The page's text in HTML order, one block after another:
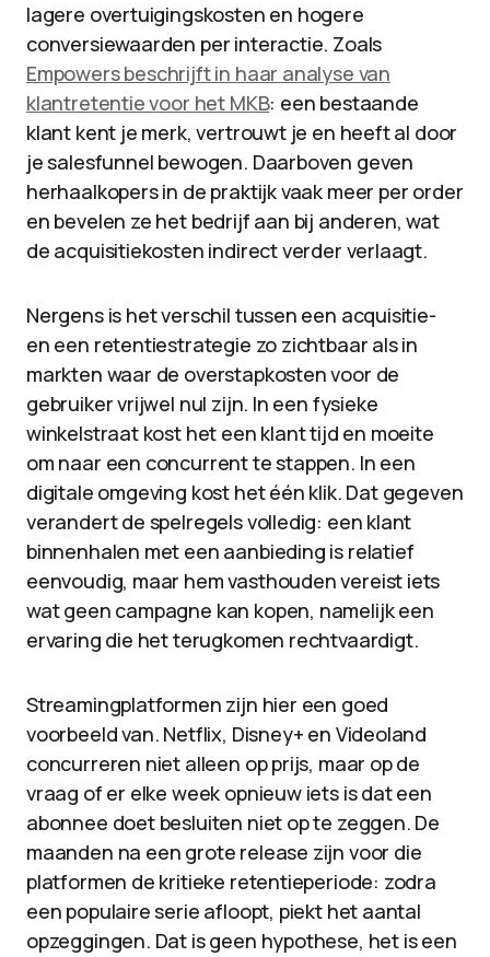
lagere overtuigingskosten en hogere
conversiewaarden per interactie. Zoals
Empowers beschrijft in haar analyse van
klantretentie voor het MKB: een bestaande
klant kent je merk, vertrouwt je en heeft al door
je salesfunnel bewogen. Daarboven geven
herhaalkopers in de praktijk vaak meer per order
en bevelen ze het bedrijf aan bij anderen, wat
de acquisitiekosten indirect verder verlaagt.
Nergens is het verschil tussen een acquisitie-
en een retentiestrategie zo zichtbaar als in
markten waar de overstapkosten voor de
gebruiker vrijwel nul zijn. In een fysieke
winkelstraat kost het een klant tijd en moeite
om naar een concurrent te stappen. In een
digitale omgeving kost het één klik. Dat gegeven
verandert de spelregels volledig: een klant
binnenhalen met een aanbieding is relatief
eenvoudig, maar hem vasthouden vereist iets
wat geen campagne kan kopen, namelijk een
ervaring die het terugkomen rechtvaardigt.
Streamingplatformen zijn hier een goed
voorbeeld van. Netflix, Disney+ en Videoland
concurreren niet alleen op prijs, maar op de
vraag of er elke week opnieuw iets is dat een
abonnee doet besluiten niet op te zeggen. De
maanden na een grote release zijn voor die
platformen de kritieke retentieperiode: zodra
een populaire serie afloopt, piekt het aantal
opzeggingen. Dat is geen hypothese, het is een